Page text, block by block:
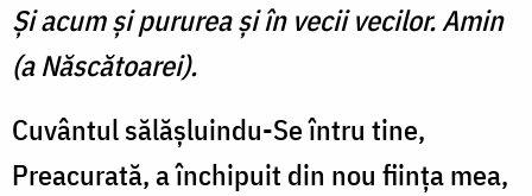
Şi acum şi pururea şi în vecii vecilor. Amin
(a Născătoarei).
Cuvântul sălăşluindu-Se întru tine,
Preacurată, a închipuit din nou fiinţa mea,